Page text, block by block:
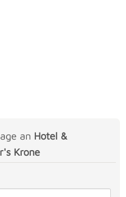
an Hotel &
Krone